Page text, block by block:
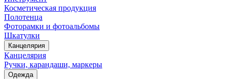
Косметическая продукция
Полотенца
Фоторамки и фотоальбомы
Шкатулки
Канцелярия
Канцелярия
Ручки, карандаши, маркеры
Одежда